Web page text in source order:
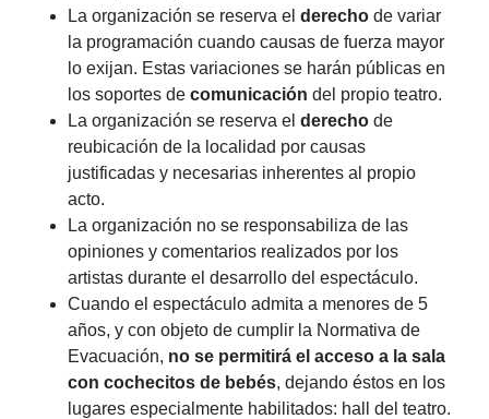
La organización se reserva el derecho de variar
la programación cuando causas de fuerza mayor
lo exijan. Estas variaciones se harán públicas en
los soportes de comunicación del propio teatro.
La organización se reserva el derecho de
reubicación de la localidad por causas
justificadas y necesarias inherentes al propio
acto.
La organización no se responsabiliza de las
opiniones y comentarios realizados por los
artistas durante el desarrollo del espectáculo.
Cuando el espectáculo admita a menores de 5
años, y con objeto de cumplir la Normativa de
Evacuación, no se permitirá el acceso a la sala
con cochecitos de bebés, dejando éstos en los
lugares especialmente habilitados: hall del teatro.